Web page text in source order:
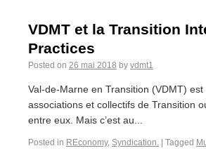
VDMT et la Transition
Practices
Posted on 26 mai 2018 by vdmt1
Val-de-Marne en Transition (VDMT)
associations et collectifs de Transition
entre eux. Mais c’est au...
Posted in REconomy, Syndication. Tagged